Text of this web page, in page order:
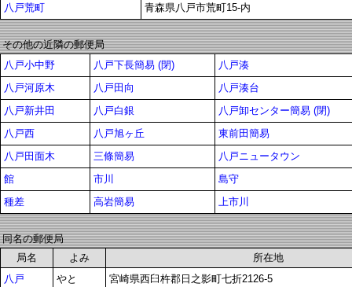
八戸荒町
青森県八戸市荒町15-内
その他の近隣の郵便局
八戸小中野
八戸下長簡易 (閉)
八戸湊
八戸河原木
八戸田向
八戸湊台
八戸新井田
八戸白銀
八戸卸センター簡易 (閉)
八戸西
八戸旭ヶ丘
東前田簡易
八戸田面木
三條簡易
八戸ニュータウン
館
市川
島守
種差
高岩簡易 上市川
同名の郵便局
局名
よみ
所在地
八戸
やと 宮崎県西臼杵郡日之影町七折2126-5